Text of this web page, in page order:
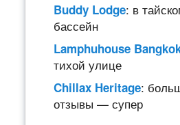
Buddy Lodge: в
бассейн
Lamphuhouse
тихой улице
Chillax Heritage:
отзывы — супер